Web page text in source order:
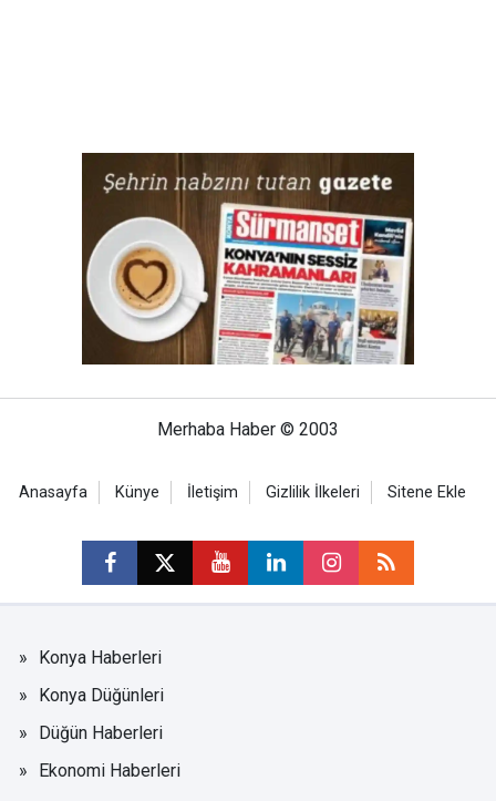
Merhaba Haber © 2003
Anasayfa Künye İletişim Gizlilik İlkeleri Sitene Ekle
Konya Haberleri
Konya Düğünleri
Düğün Haberleri
Ekonomi Haberleri